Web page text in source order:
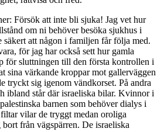
Försök att inte bli sjuka! Jag vet hur
om ni behöver besöka sjukhus i
säkert att någon i familjen får följa med.
för jag har också sett hur gamla
för sluttningen till den första kontrollen i
sina värkande kroppar mot gallerväggen
tryckt sig igenom vändkorset. På andra
ibland står där israeliska bilar. Kvinnor i
barnen som behöver dialys i
vilar de tryggt medan oroliga
från vägspärren. De israeliska